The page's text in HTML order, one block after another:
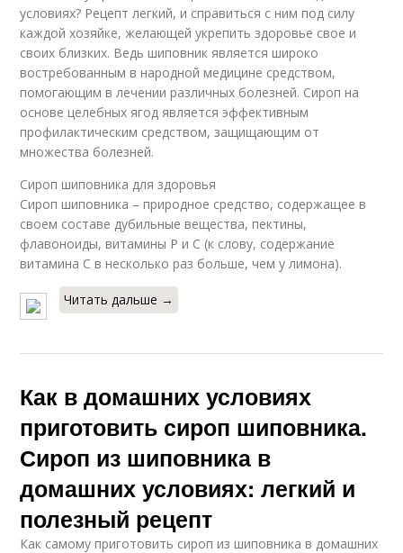
условиях? Рецепт легкий, и справиться с ним под силу
каждой хозяйке, желающей укрепить здоровье свое и
своих близких. Ведь шиповник является широко
востребованным в народной медицине средством,
помогающим в лечении различных болезней. Сироп на
основе целебных ягод является эффективным
профилактическим средством, защищающим от
множества болезней.
Сироп шиповника для здоровья
Сироп шиповника – природное средство, содержащее в
своем составе дубильные вещества, пектины,
флавоноиды, витамины Р и С (к слову, содержание
витамина С в несколько раз больше, чем у лимона).
Читать дальше →
Как в домашних условиях
приготовить сироп шиповника.
Сироп из шиповника в
домашних условиях: легкий и
полезный рецепт
Как самому приготовить сироп из шиповника в домашних